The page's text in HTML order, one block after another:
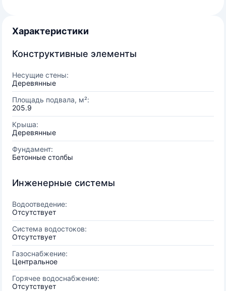
Характеристики
Конструктивные элементы
Несущие стены:
Деревянные
Площадь подвала, м²:
205.9
Крыша:
Деревянные
Фундамент:
Бетонные столбы
Инженерные системы
Водоотведение:
Отсутствует
Система водостоков:
Отсутствует
Газоснабжение:
Центральное
Горячее водоснабжение:
Отсутствует